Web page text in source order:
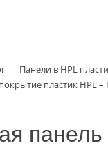
Панели в HPL
пластик HPL –